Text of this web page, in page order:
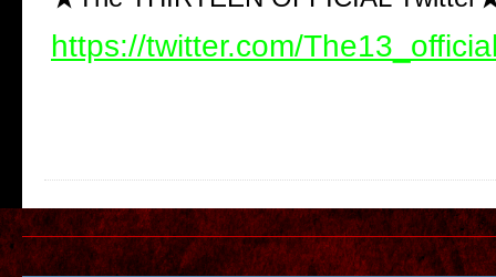
https://twitter.com/